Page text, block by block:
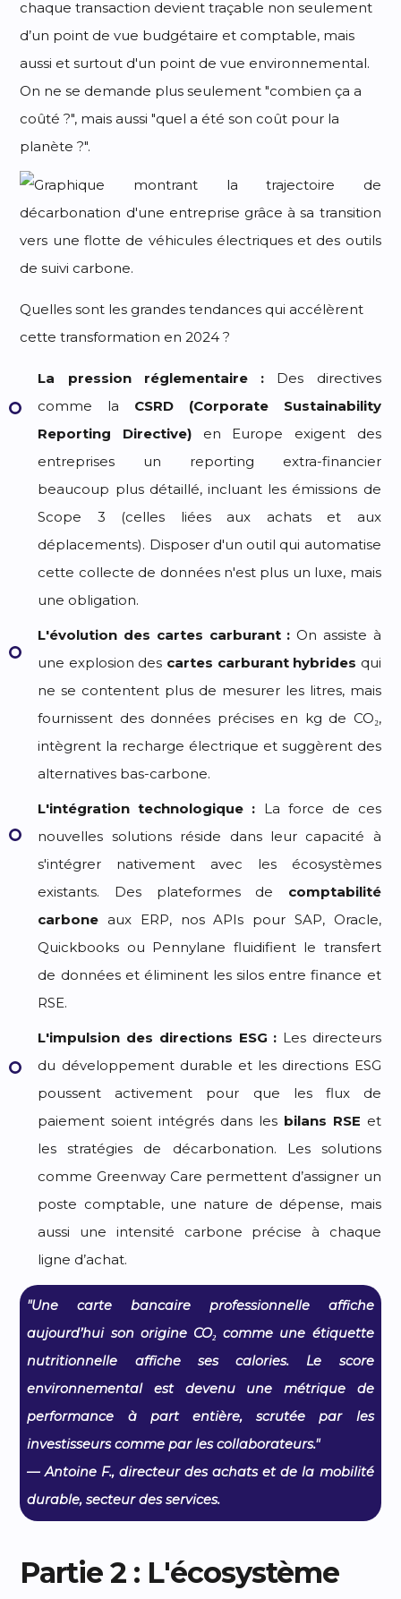
chaque transaction devient traçable non seulement
d’un point de vue budgétaire et comptable, mais
aussi et surtout d'un point de vue environnemental.
On ne se demande plus seulement "combien ça a
coûté ?", mais aussi "quel a été son coût pour la
planète ?".
Quelles sont les grandes tendances qui accélèrent
cette transformation en 2024 ?
La pression réglementaire : Des directives
comme la CSRD (Corporate Sustainability
Reporting Directive) en Europe exigent des
entreprises un reporting extra-financier
beaucoup plus détaillé, incluant les émissions de
Scope 3 (celles liées aux achats et aux
déplacements). Disposer d'un outil qui automatise
cette collecte de données n'est plus un luxe, mais
une obligation.
L'évolution des cartes carburant : On assiste à
une explosion des cartes carburant hybrides qui
ne se contentent plus de mesurer les litres, mais
fournissent des données précises en kg de CO₂,
intègrent la recharge électrique et suggèrent des
alternatives bas-carbone.
L'intégration technologique : La force de ces
nouvelles solutions réside dans leur capacité à
s'intégrer nativement avec les écosystèmes
existants. Des plateformes de comptabilité
carbone aux ERP, nos APIs pour SAP, Oracle,
Quickbooks ou Pennylane fluidifient le transfert
de données et éliminent les silos entre finance et
RSE.
L'impulsion des directions ESG : Les directeurs
du développement durable et les directions ESG
poussent activement pour que les flux de
paiement soient intégrés dans les bilans RSE et
les stratégies de décarbonation. Les solutions
comme Greenway Care permettent d’assigner un
poste comptable, une nature de dépense, mais
aussi une intensité carbone précise à chaque
ligne d’achat.
"Une carte bancaire professionnelle affiche
aujourd’hui son origine CO₂ comme une étiquette
nutritionnelle affiche ses calories. Le score
environnemental est devenu une métrique de
performance à part entière, scrutée par les
investisseurs comme par les collaborateurs."
— Antoine F., directeur des achats et de la mobilité
durable, secteur des services.
Partie 2 : L'écosystème